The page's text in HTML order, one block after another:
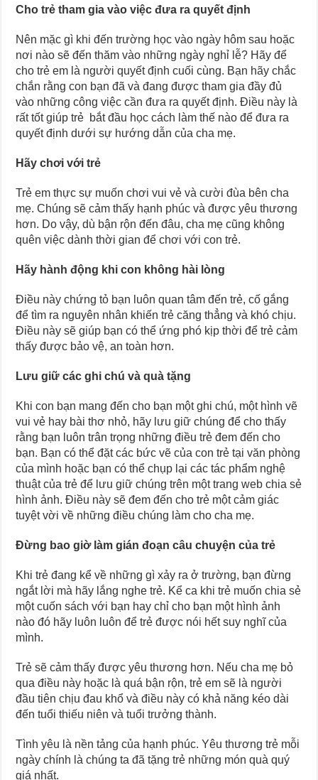
Cho trẻ tham gia vào việc đưa ra quyết định
Nên mặc gì khi đến trường học vào ngày hôm sau hoặc
nơi nào sẽ đến thăm vào những ngày nghỉ lễ? Hãy để
cho trẻ em là người quyết định cuối cùng. Bạn hãy chắc
chắn rằng con bạn đã và đang được tham gia đầy đủ
vào những công việc cần đưa ra quyết định. Điều này là
rất tốt giúp trẻ bắt đầu học cách làm thế nào để đưa ra
quyết định dưới sự hướng dẫn của cha mẹ.
Hãy chơi với trẻ
Trẻ em thực sự muốn chơi vui vẻ và cười đùa bên cha
mẹ. Chúng sẽ cảm thấy hạnh phúc và được yêu thương
hơn. Do vậy, dù bận rộn đến đâu, cha mẹ cũng không
quên việc dành thời gian để chơi với con trẻ.
Hãy hành động khi con không hài lòng
Điều này chứng tỏ bạn luôn quan tâm đến trẻ, cố gắng
để tìm ra nguyên nhân khiến trẻ căng thẳng và khó chịu.
Điều này sẽ giúp bạn có thể ứng phó kịp thời để trẻ cảm
thấy được bảo vệ, an toàn hơn.
Lưu giữ các ghi chú và quà tặng
Khi con bạn mang đến cho bạn một ghi chú, một hình vẽ
vui vẻ hay bài thơ nhỏ, hãy lưu giữ chúng để cho thấy
rằng bạn luôn trân trọng những điều trẻ đem đến cho
bạn. Bạn có thể đặt các bức vẽ của con trẻ tại văn phòng
của mình hoặc bạn có thể chụp lại các tác phẩm nghệ
thuật của trẻ để lưu giữ chúng trên một trang web chia sẻ
hình ảnh. Điều này sẽ đem đến cho trẻ một cảm giác
tuyệt vời về những điều chúng làm cho cha mẹ.
Đừng bao giờ làm gián đoạn câu chuyện của trẻ
Khi trẻ đang kể về những gì xảy ra ở trường, bạn đừng
ngắt lời mà hãy lắng nghe trẻ. Kể ca khi trẻ muốn chia sẻ
một cuốn sách với bạn hay chỉ cho bạn một hình ảnh
nào đó hãy luôn luôn để trẻ được nói hết suy nghĩ của
mình.
Trẻ sẽ cảm thấy được yêu thương hơn. Nếu cha mẹ bỏ
qua điều này hoặc là quá bận rộn, trẻ em sẽ là người
đầu tiên chịu đau khổ và điều này có khả năng kéo dài
đến tuổi thiếu niên và tuổi trưởng thành.
Tình yêu là nền tảng của hạnh phúc. Yêu thương trẻ mỗi
ngày chính là chúng ta đã tặng trẻ những món quà quý
giá nhất.